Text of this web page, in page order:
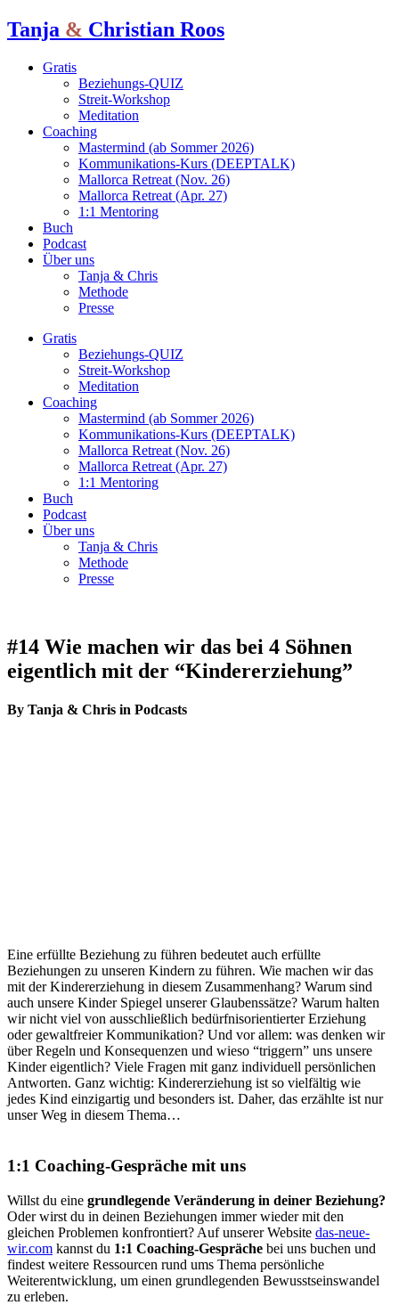
Tanja & Christian Roos
Gratis
Beziehungs-QUIZ
Streit-Workshop
Meditation
Coaching
Mastermind (ab Sommer 2026)
Kommunikations-Kurs (DEEPTALK)
Mallorca Retreat (Nov. 26)
Mallorca Retreat (Apr. 27)
1:1 Mentoring
Buch
Podcast
Über uns
Tanja & Chris
Methode
Presse
Gratis
Beziehungs-QUIZ
Streit-Workshop
Meditation
Coaching
Mastermind (ab Sommer 2026)
Kommunikations-Kurs (DEEPTALK)
Mallorca Retreat (Nov. 26)
Mallorca Retreat (Apr. 27)
1:1 Mentoring
Buch
Podcast
Über uns
Tanja & Chris
Methode
Presse
#14 Wie machen wir das bei 4 Söhnen
eigentlich mit der “Kindererziehung”
By Tanja & Chris in Podcasts
Eine erfüllte Beziehung zu führen bedeutet auch erfüllte
Beziehungen zu unseren Kindern zu führen. Wie machen wir das
mit der Kindererziehung in diesem Zusammenhang? Warum sind
auch unsere Kinder Spiegel unserer Glaubenssätze? Warum halten
wir nicht viel von ausschließlich bedürfnisorientierter Erziehung
oder gewaltfreier Kommunikation? Und vor allem: was denken wir
über Regeln und Konsequenzen und wieso “triggern” uns unsere
Kinder eigentlich? Viele Fragen mit ganz individuell persönlichen
Antworten. Ganz wichtig: Kindererziehung ist so vielfältig wie
jedes Kind einzigartig und besonders ist. Daher, das erzählte ist nur
unser Weg in diesem Thema…
1:1 Coaching-Gespräche mit uns
Willst du eine grundlegende Veränderung in deiner Beziehung?
Oder wirst du in deinen Beziehungen immer wieder mit den
gleichen Problemen konfrontiert? Auf unserer Website das-neue-
wir.com kannst du 1:1 Coaching-Gespräche bei uns buchen und
findest weitere Ressourcen rund ums Thema persönliche
Weiterentwicklung, um einen grundlegenden Bewusstseinswandel
zu erleben.